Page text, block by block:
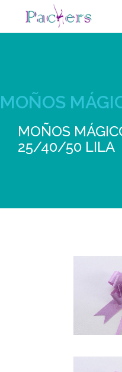
CONTACTO
MOÑOS
MOÑOS
25/40/50 LILA